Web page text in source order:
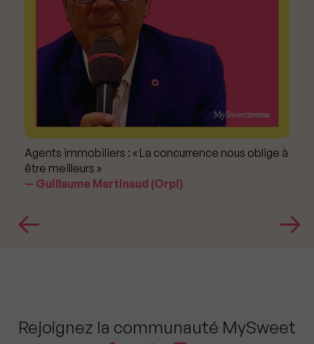
Agents immobiliers : « La concurrence nous oblige à
être meilleurs »
Guillaume Martinaud (Orpi)
Rejoignez la communauté MySweet